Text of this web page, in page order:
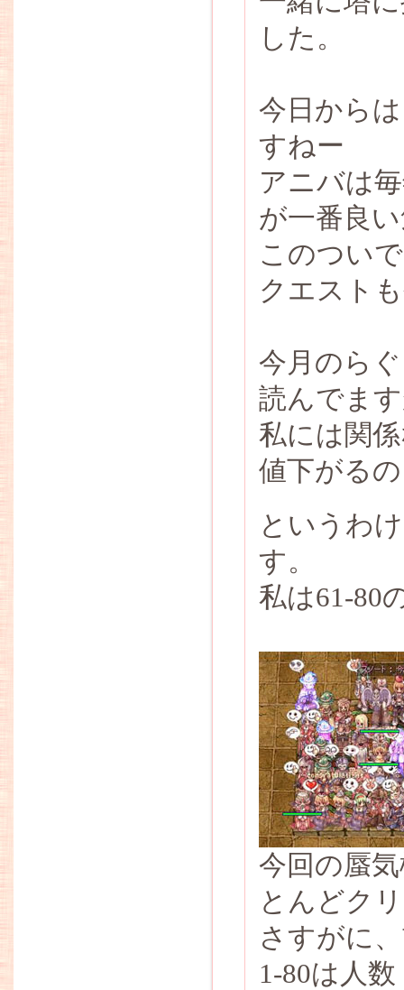
した。
今日から
すねー
アニバは
が一番良
このつい
クエスト
今月のら
読んでま
私には関
値下がる
というわ
す。
私は61-80
今回の蜃
とんどク
さすがに
1-80は人